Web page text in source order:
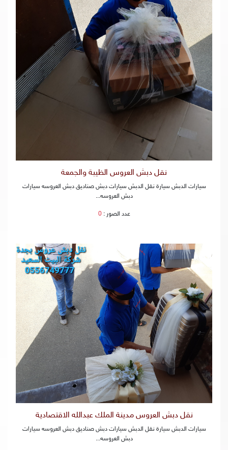
نقل دبش العروس الظيبة والجمعة
سيارات الدبش سيارة نقل الدبش سيارات دبش صناديق دبش العروسه سيارات
دبش العروسه...
عدد الصور :0
نقل دبش العروس مدينة الملك عبدالله الاقتصادية
سيارات الدبش سيارة نقل الدبش سيارات دبش صناديق دبش العروسه سيارات
دبش العروسه...